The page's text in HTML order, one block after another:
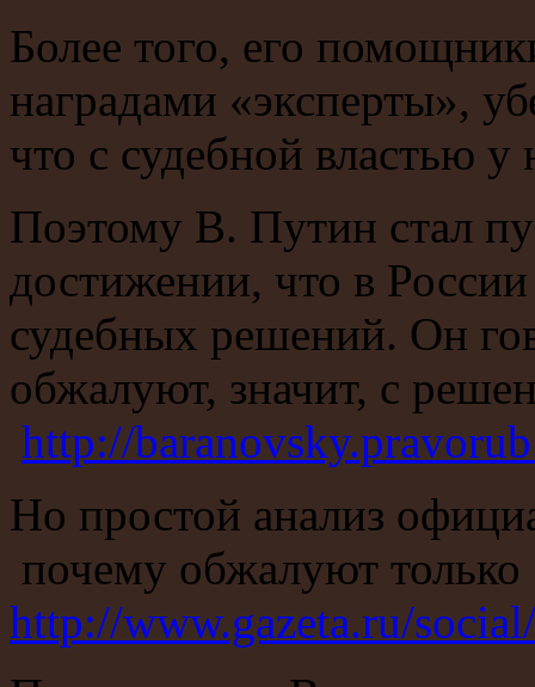
Более того, его
наградами «эксперты»,
что с судебной властью
Поэтому В. Путин стал
достижении, что в
судебных решений. Он
обжалуют, значит, с
http://
Но простой анализ
почему обжалуют
http://www.gazeta.ru/